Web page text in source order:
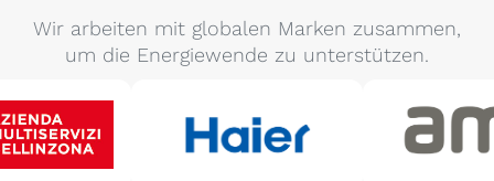
Wir arbeiten mit globalen Marken zusammen,
um die Energiewende zu unterstützen.